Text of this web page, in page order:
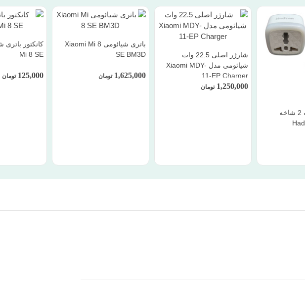
تبدیل 3 شاخه به 2 شاخه
شارژر اصلی 22.5 وات
شیائومی مدل Xiaomi MDY-
11-EP Charger
1,250,000 تومان
باتری شیائومی Xiaomi Mi 8
SE BM3D
1,625,000 تومان
Mi 8 SE
125,000 تومان